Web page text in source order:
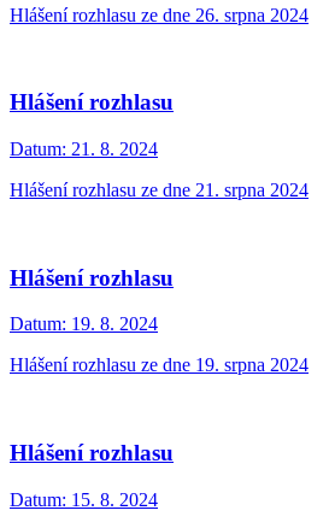
Hlášení rozhlasu ze dne 26. srpna 2024
Hlášení rozhlasu
Datum: 21. 8. 2024
Hlášení rozhlasu ze dne 21. srpna 2024
Hlášení rozhlasu
Datum: 19. 8. 2024
Hlášení rozhlasu ze dne 19. srpna 2024
Hlášení rozhlasu
Datum: 15. 8. 2024